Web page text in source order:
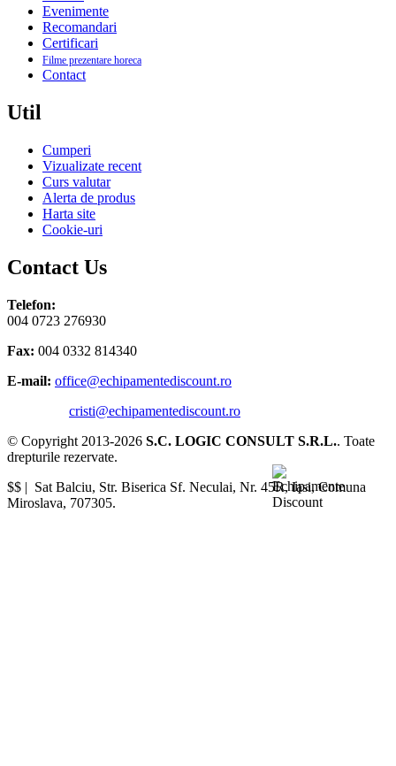
Evenimente
Recomandari
Certificari
Filme prezentare horeca
Contact
Util
Cumperi
Vizualizate recent
Curs valutar
Alerta de produs
Harta site
Cookie-uri
Contact Us
Telefon:
004 0723 276930
Fax: 004 0332 814340
E-mail: office@echipamentediscount.ro
cristi@echipamentediscount.ro
© Copyright 2013-2026 S.C. LOGIC CONSULT S.R.L.. Toate
drepturile rezervate.
$$ | Sat Balciu, Str. Biserica Sf. Neculai, Nr. 45R,Iasi,Comuna
Miroslava, 707305.